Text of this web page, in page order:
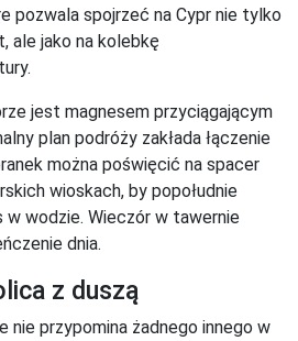
pozwala spojrzeć na Cypr nie tylko
ale jako na kolebkę
jest magnesem przyciągającym
plan podróży zakłada łączenie
można poświęcić na spacer
wioskach, by popołudnie
w wodzie. Wieczór w tawernie
dnia.
z duszą
nie przypomina żadnego innego w